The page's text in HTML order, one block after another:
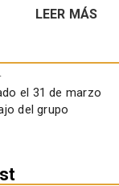
LEER MÁS
el 31 de marzo
del grupo